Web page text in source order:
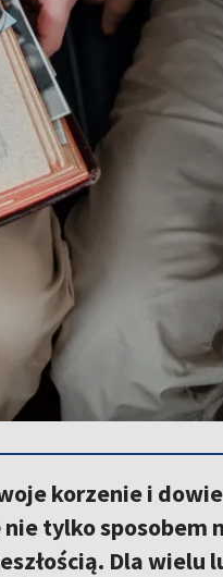
korzenie i
tylko sposobem
Dla wielu